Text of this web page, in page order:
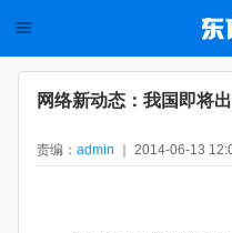
网络新动态：我国即将
责编： admin ｜ 2014-06-13